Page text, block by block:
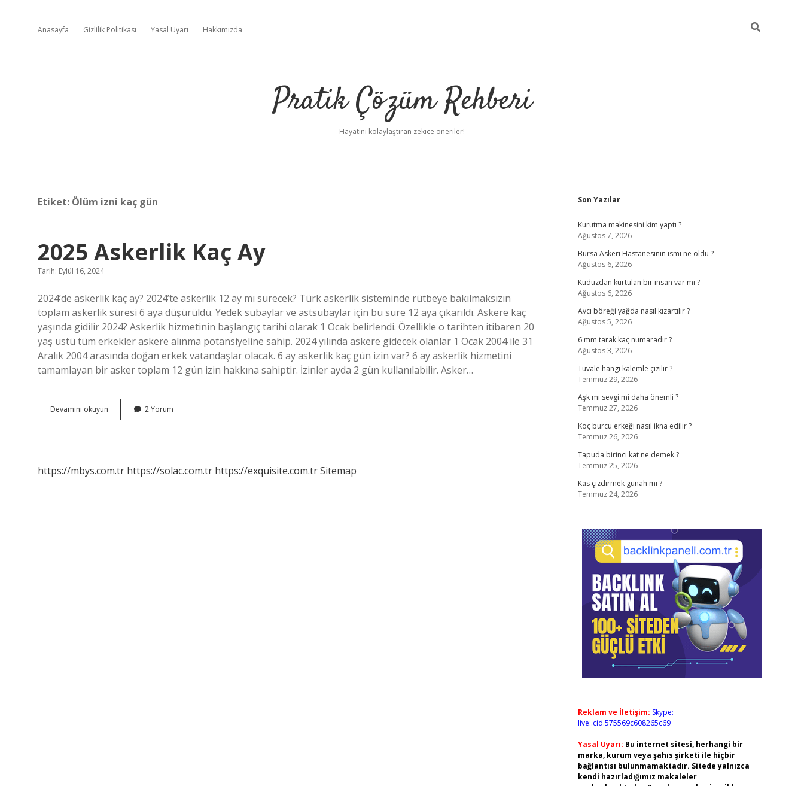
Anasayfa Gizlilik Politikası Yasal Uyarı Hakkımızda
Pratik Çözüm Rehberi
Hayatını kolaylaştıran zekice öneriler!
Etiket: Ölüm izni kaç gün
2025 Askerlik Kaç Ay
Tarih: Eylül 16, 2024
2024’de askerlik kaç ay? 2024’te askerlik 12 ay mı sürecek? Türk askerlik sisteminde rütbeye bakılmaksızın
toplam askerlik süresi 6 aya düşürüldü. Yedek subaylar ve astsubaylar için bu süre 12 aya çıkarıldı. Askere kaç
yaşında gidilir 2024? Askerlik hizmetinin başlangıç ​​tarihi olarak 1 Ocak belirlendi. Özellikle o tarihten itibaren 20
yaş üstü tüm erkekler askere alınma potansiyeline sahip. 2024 yılında askere gidecek olanlar 1 Ocak 2004 ile 31
Aralık 2004 arasında doğan erkek vatandaşlar olacak. 6 ay askerlik kaç gün izin var? 6 ay askerlik hizmetini
tamamlayan bir asker toplam 12 gün izin hakkına sahiptir. İzinler ayda 2 gün kullanılabilir. Asker…
Devamını okuyun
Askerlik
2 Yorum
https://mbys.com.tr https://solac.com.tr https://exquisite.com.trSitemap
Sidebar
Son Yazılar
Kurutma makinesini kim yaptı ?
Ağustos 7, 2026
Bursa Askeri Hastanesinin ismi ne oldu ?
Ağustos 6, 2026
Kuduzdan kurtulan bir insan var mı ?
Ağustos 6, 2026
Avcı böreği yağda nasıl kızartılır ?
Ağustos 5, 2026
6 mm tarak kaç numaradır ?
Ağustos 3, 2026
Tuvale hangi kalemle çizilir ?
Temmuz 29, 2026
Aşk mı sevgi mi daha önemli ?
Temmuz 27, 2026
Koç burcu erkeği nasıl ikna edilir ?
Temmuz 26, 2026
Tapuda birinci kat ne demek ?
Temmuz 25, 2026
Kas çizdirmek günah mı ?
Temmuz 24, 2026
Reklam ve İletişim: Skype:
live:.cid.575569c608265c69
Yasal Uyarı: Bu internet sitesi, herhangi bir
marka, kurum veya şahıs şirketi ile hiçbir
bağlantısı bulunmamaktadır. Sitede yalnızca
kendi hazırladığımız makaleler